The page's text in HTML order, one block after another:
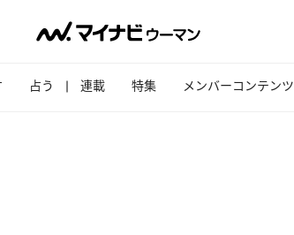
占う 連載 特集 メンバーコンテンツ